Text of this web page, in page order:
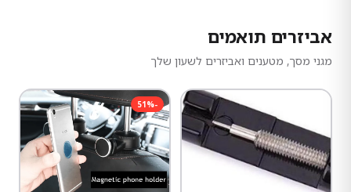
אביזרים תואמים
מגני מסך, מטענים ואביזרים לשעון שלך
-
51%